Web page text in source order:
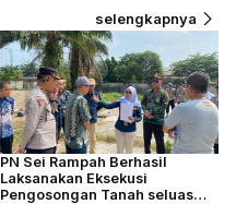
selengkapnya
PN Sei Rampah Berhasil
Laksanakan Eksekusi
Pengosongan Tanah seluas